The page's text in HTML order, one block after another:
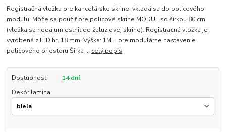
Registračná vložka pre kancelárske skrine, vkladá sa do policového
modulu. Môže sa použiť pre policové skrine MODUL so šírkou 80 cm
(vložka sa nedá umiestniť do žaluziovej skrine). Registračná vložka je
vyrobená z LTD hr. 18 mm. Výška: 1M = pre modulárne nastavenie
policového priestoru Širka ... celý popis
Dostupnosť
14 dní
Dekór lamina: